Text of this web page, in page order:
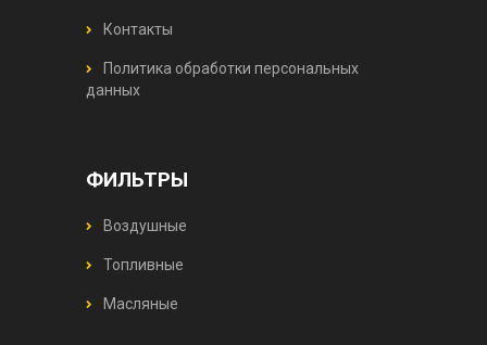
Контакты
Политика обработки персональных
данных
ФИЛЬТРЫ
Воздушные
Топливные
Масляные